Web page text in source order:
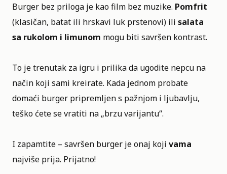
Burger bez priloga je kao film bez muzike. Pomfrit
(klasičan, batat ili hrskavi luk prstenovi) ili salata
sa rukolom i limunom mogu biti savršen kontrast.
To je trenutak za igru i prilika da ugodite nepcu na
način koji sami kreirate. Kada jednom probate
domaći burger pripremljen s pažnjom i ljubavlju,
teško ćete se vratiti na „brzu varijantu“.
I zapamtite – savršen burger je onaj koji vama
najviše prija. Prijatno!